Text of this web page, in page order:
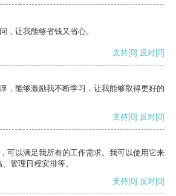
，让我能够省钱又省心。
支持[0] 反对[0]
，能够激励我不断学习，让我能够取得更好的
支持[0] 反对[0]
可以满足我所有的工作需求。我可以使用它来
管理日程安排等。
支持[0] 反对[0]